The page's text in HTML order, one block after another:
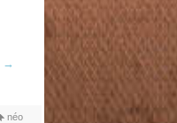
→
néo